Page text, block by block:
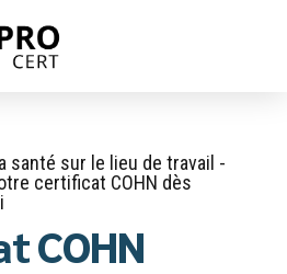
santé sur le lieu de travail -
certificat COHN dès
COHN